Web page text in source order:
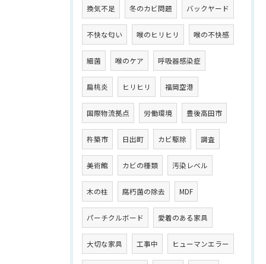
換気不足 冬のカビ問題 バックヤード
不快な匂い 喉のヒリヒリ 喉の不快感
細菌 喉のケア 呼吸器感染症
扁桃炎 ヒリヒリ 福岡空港
国際物流拠点 労働環境 豊後高田市
杵築市 日出町 カビ駆除 調査
美術館 カビの種類 汚染レベル
木の柱 腐朽菌の除去 MDF
パーチクルボード 愛着のある家具
大切な家具 工事中 ヒューマンエラー